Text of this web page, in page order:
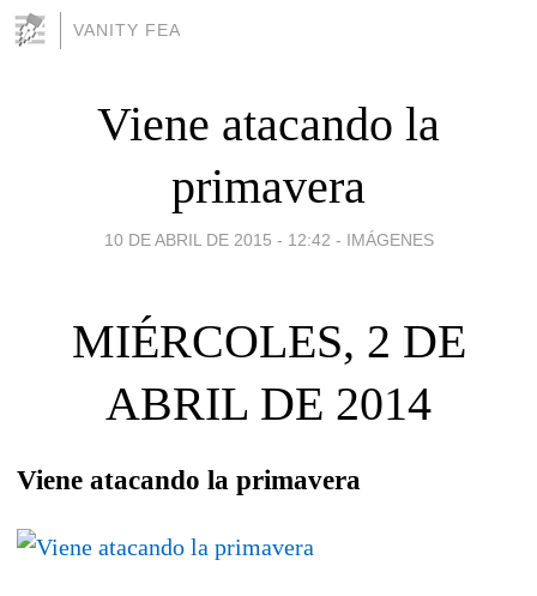
VANITY FEA
Viene atacando la
primavera
10 DE ABRIL DE 2015 - 12:42 - IMÁGENES
MIÉRCOLES, 2 DE
ABRIL DE 2014
Viene atacando la primavera